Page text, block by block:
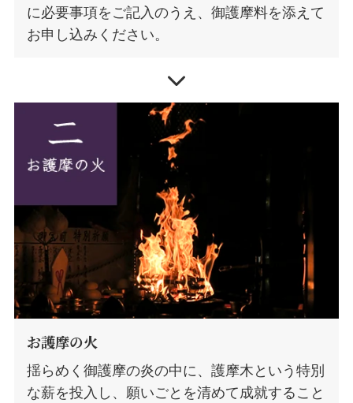
に必要事項をご記入のうえ、御護摩料を添えて
お申し込みください。
お護摩の火
揺らめく御護摩の炎の中に、護摩木という特別
な薪を投入し、願いごとを清めて成就すること